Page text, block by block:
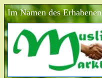
Im Namen des Erhabenen